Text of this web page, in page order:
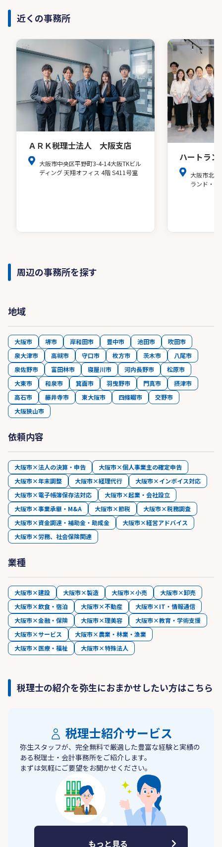
近くの事務所
ＡＲＫ税理士法人 大阪支店
大阪市中央区平野町3-4-14大阪TKビル
ディング 天翔オフィス 4階 S411号室
ハートラ
大阪市北
ランド・
周辺の事務所を探す
地域
大阪市 堺市 岸和田市 豊中市 池田市
吹田市
泉大津市
高槻市 守口市 枚方市 茨木市
八尾市
泉佐野市
富田林市 寝屋川市 河内長野市
松原市
大東市
和泉市 箕面市 羽曳野市 門真市
摂津市
高石市
藤井寺市 東大阪市 四條畷市
交野市
大阪狭山市
依頼内容
大阪市×法人の決算・申告
大阪市×個人事業主の確定申告
大阪市×年末調整
大阪市×経理代行
大阪市×インボイス対応
大阪市×電子帳簿保存法対応
大阪市×起業・会社設立
大阪市×事業承継・M&A
大阪市×節税
大阪市×税務調査
大阪市×資金調達・補助金・助成金
大阪市×経営アドバイス
大阪市×労務、社会保険関連
業種
大阪市×建設 大阪市×製造 大阪市×小売
大阪市×卸売
大阪市×飲食・宿泊
大阪市×不動産
大阪市×IT・情報通信
大阪市×金融・保険
大阪市×理美容
大阪市×教育・学術支援
大阪市×サービス
大阪市×農業・林業・漁業
大阪市×医療・福祉
大阪市×特殊法人
税理士の紹介を弥生におまかせしたい方はこちら
税理士紹介サービス
弥生スタッフが、完全無料で厳選した豊富な経験と実績の
ある税理士・会計事務所をご紹介します。
まずは気軽にご要望をお聞かせください。
もっと見る